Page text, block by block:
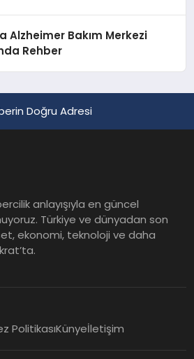
Alzheimer Bakım Merkezi
Rehber
Doğru Adresi
anlayışıyla en güncel
Türkiye ve dünyadan son
ekonomi, teknoloji ve daha
PolitikasıKünyeİletişim